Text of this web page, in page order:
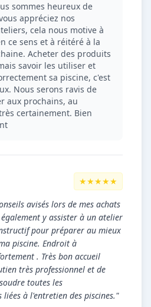
sommes heureux de
appréciez nos
cela nous motive à
ce sens et à réitéré à la
Acheter des produits
savoir les utiliser et
sa piscine, c'est
Nous serons ravis de
aux prochains, au
certainement. Bien
★★★★★
avisés lors de mes achats
également y assister à un atelier
pour préparer au mieux
piscine. Endroit à
. Très bon accueil
très professionnel et de
toutes les
à l'entretien des piscines."